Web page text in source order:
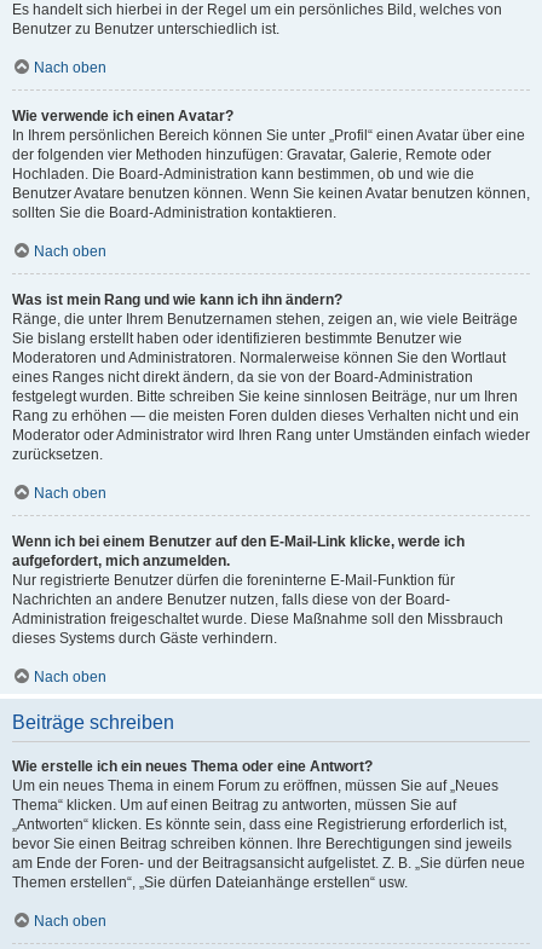
Es handelt sich hierbei in der Regel um ein persönliches Bild, welches von
Benutzer zu Benutzer unterschiedlich ist.
Nach oben
Wie verwende ich einen Avatar?
In Ihrem persönlichen Bereich können Sie unter „Profil“ einen Avatar über eine
der folgenden vier Methoden hinzufügen: Gravatar, Galerie, Remote oder
Hochladen. Die Board-Administration kann bestimmen, ob und wie die
Benutzer Avatare benutzen können. Wenn Sie keinen Avatar benutzen können,
sollten Sie die Board-Administration kontaktieren.
Nach oben
Was ist mein Rang und wie kann ich ihn ändern?
Ränge, die unter Ihrem Benutzernamen stehen, zeigen an, wie viele Beiträge
Sie bislang erstellt haben oder identifizieren bestimmte Benutzer wie
Moderatoren und Administratoren. Normalerweise können Sie den Wortlaut
eines Ranges nicht direkt ändern, da sie von der Board-Administration
festgelegt wurden. Bitte schreiben Sie keine sinnlosen Beiträge, nur um Ihren
Rang zu erhöhen — die meisten Foren dulden dieses Verhalten nicht und ein
Moderator oder Administrator wird Ihren Rang unter Umständen einfach wieder
zurücksetzen.
Nach oben
Wenn ich bei einem Benutzer auf den E-Mail-Link klicke, werde ich
aufgefordert, mich anzumelden.
Nur registrierte Benutzer dürfen die foreninterne E-Mail-Funktion für
Nachrichten an andere Benutzer nutzen, falls diese von der Board-
Administration freigeschaltet wurde. Diese Maßnahme soll den Missbrauch
dieses Systems durch Gäste verhindern.
Nach oben
Beiträge schreiben
Wie erstelle ich ein neues Thema oder eine Antwort?
Um ein neues Thema in einem Forum zu eröffnen, müssen Sie auf „Neues
Thema“ klicken. Um auf einen Beitrag zu antworten, müssen Sie auf
„Antworten“ klicken. Es könnte sein, dass eine Registrierung erforderlich ist,
bevor Sie einen Beitrag schreiben können. Ihre Berechtigungen sind jeweils
am Ende der Foren- und der Beitragsansicht aufgelistet. Z. B. „Sie dürfen neue
Themen erstellen“, „Sie dürfen Dateianhänge erstellen“ usw.
Nach oben